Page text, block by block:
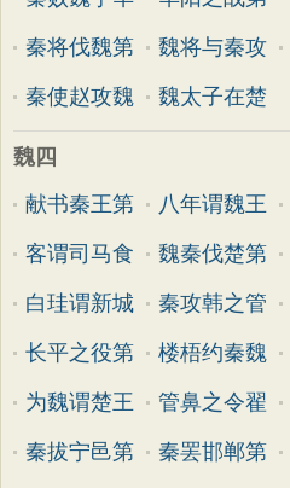
秦将伐魏第 魏将与秦攻
秦使赵攻魏 魏太子在楚
魏四
献书秦王第
八年谓魏王
客谓司马食 魏秦伐楚第
白珪谓新城 秦攻韩之管
长平之役第 楼梧约秦魏
为魏谓楚王 管鼻之令翟
秦拔宁邑第 秦罢邯郸第